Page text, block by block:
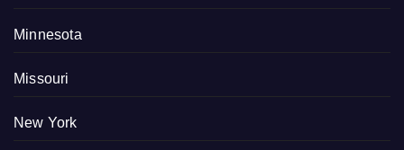
Minnesota
Missouri
New York